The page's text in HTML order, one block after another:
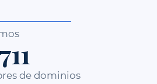
de dominios